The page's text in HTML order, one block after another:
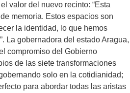
valor del nuevo recinto: “Esta
memoria. Estos espacios son
la identidad, lo que hemos
La gobernadora del estado Aragua,
compromiso del Gobierno
de las siete transformaciones
solo en la cotidianidad;
para abordar todas las aristas